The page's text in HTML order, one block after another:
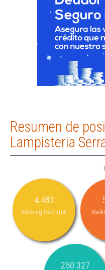
Resumen de
Lampisteria
4.483
Ranking Sectorial
250.327